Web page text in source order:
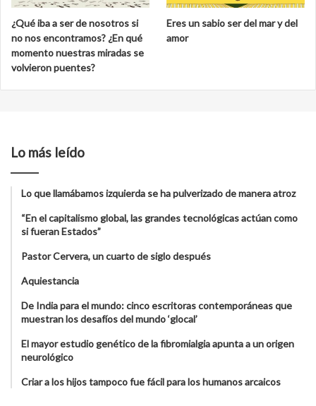
¿Qué iba a ser de nosotros si
no nos encontramos? ¿En qué
momento nuestras miradas se
volvieron puentes?
Eres un sabio ser del mar y del
amor
Lo más leído
Lo que llamábamos izquierda se ha pulverizado de manera atroz
“En el capitalismo global, las grandes tecnológicas actúan como
si fueran Estados”
Pastor Cervera, un cuarto de siglo después
Aquiestancia
De India para el mundo: cinco escritoras contemporáneas que
muestran los desafíos del mundo ‘glocal’
El mayor estudio genético de la fibromialgia apunta a un origen
neurológico
Criar a los hijos tampoco fue fácil para los humanos arcaicos